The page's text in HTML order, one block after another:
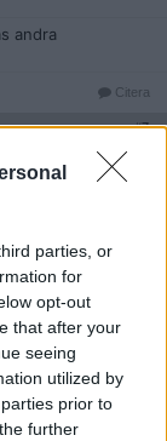
parties, or
for
opt-out
that after your
seeing
utilized by
prior to
further
andra
Citera
#7
Reg: Jul 2013
Inlägg: 31 908
Reg: Jan 2017
hade